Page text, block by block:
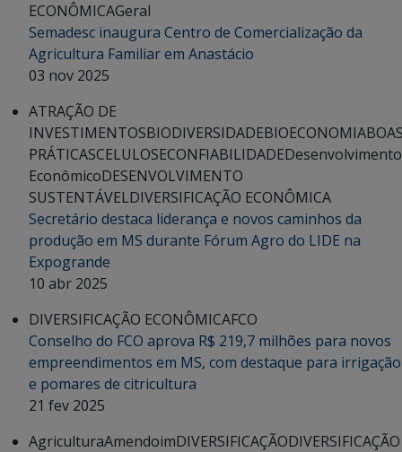
ECONÔMICAGeral
Semadesc inaugura Centro de Comercialização da
Agricultura Familiar em Anastácio
03 nov 2025
ATRAÇÃO DE
INVESTIMENTOSBIODIVERSIDADEBIOECONOMIA
PRÁTICASCELULOSECONFIABILIDADEDesenvolvimento
EconômicoDESENVOLVIMENTO
SUSTENTÁVELDIVERSIFICAÇÃO ECONÔMICA
Secretário destaca liderança e novos caminhos da
produção em MS durante Fórum Agro do LIDE na
Expogrande
10 abr 2025
DIVERSIFICAÇÃO ECONÔMICAFCO
Conselho do FCO aprova R$ 219,7 milhões para novos
empreendimentos em MS, com destaque para irrigação
e pomares de citricultura
21 fev 2025
AgriculturaAmendoimDIVERSIFICAÇÃODIVERSIFICAÇÃO